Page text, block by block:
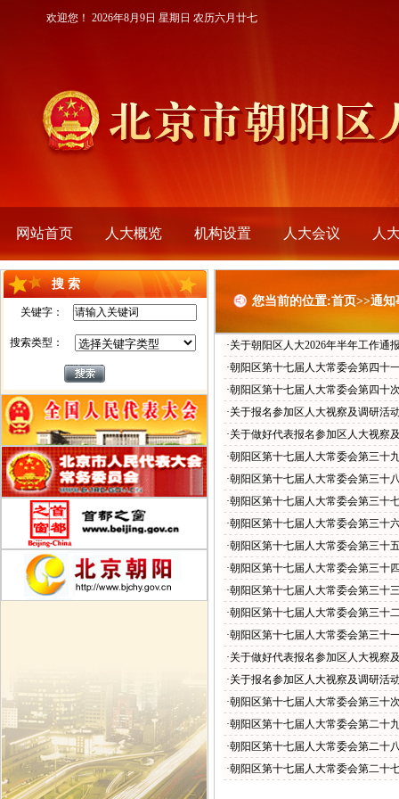
欢迎您！ 2026年8月9日 星期日 农历六月廿七
网站首页 人大概览 机构设置 人大会议 人
搜 索
关键字：
搜索类型：
您当前的位置:首页>>通知
·关于朝阳区人大2026年半年工作通
·朝阳区第十七届人大常委会第四十
·朝阳区第十七届人大常委会第四十
·关于报名参加区人大视察及调研活
·关于做好代表报名参加区人大视察
·朝阳区第十七届人大常委会第三十
·朝阳区第十七届人大常委会第三十
·朝阳区第十七届人大常委会第三十
·朝阳区第十七届人大常委会第三十
·朝阳区第十七届人大常委会第三十
·朝阳区第十七届人大常委会第三十
·朝阳区第十七届人大常委会第三十
·朝阳区第十七届人大常委会第三十
·朝阳区第十七届人大常委会第三十
·关于做好代表报名参加区人大视察
·关于报名参加区人大视察及调研活
·朝阳区第十七届人大常委会第三十
·朝阳区第十七届人大常委会第二十
·朝阳区第十七届人大常委会第二十
·朝阳区第十七届人大常委会第二十